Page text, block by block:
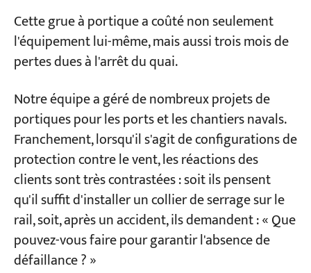
Pince de rail électrique : serrage
automatique avec signal de verrouillage ;
convient aux déplacements fréquents.
Pince de fixation électrohydraulique à
ressort pour rail : limite les pertes de
puissance ; essentielle dans les zones
exposées aux typhons
Deux paramètres à ne pas négliger lors du
choix des pinces de rail
Cales de roue, dispositifs d'ancrage et câbles
de levage : quand faut-il les utiliser ?
Cette grue à portique a coûté non seulement
l'équipement lui-même, mais aussi trois mois de
pertes dues à l'arrêt du quai.
Notre équipe a géré de nombreux projets de
portiques pour les ports et les chantiers navals.
Franchement, lorsqu'il s'agit de configurations de
protection contre le vent, les réactions des
clients sont très contrastées : soit ils pensent
qu'il suffit d'installer un collier de serrage sur le
rail, soit, après un accident, ils demandent : « Que
pouvez-vous faire pour garantir l'absence de
défaillance ? »